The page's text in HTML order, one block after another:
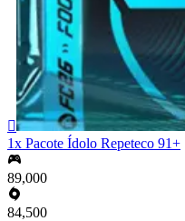

1x Pacote Ídolo Repeteco 91+
89,000
84,500